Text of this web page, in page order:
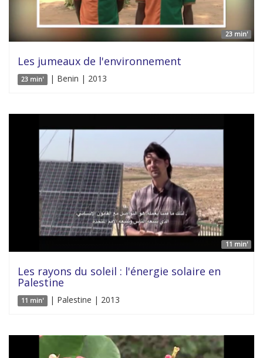
23 min'
Les jumeaux de l'environnement
23 min' | Benin | 2013
11 min'
Les rayons du soleil : l'énergie solaire en
Palestine
11 min' | Palestine | 2013